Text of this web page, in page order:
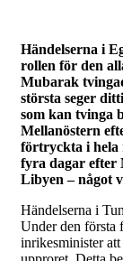
Händelserna i
rollen för den
Mubarak
största seger
som kan tvinga
Mellanöstern
förtryckta i hela
fyra dagar efter
Libyen – något
Händelserna i
Under den första
inrikesminister